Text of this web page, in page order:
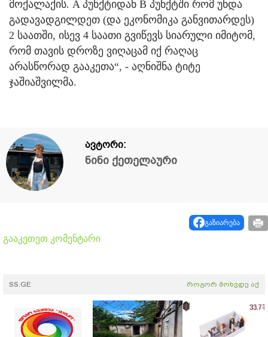
მოქალაქის. A პუნქტიდან B პუნქტში რომ უნდა
გადავადგილდეთ (და ეკონომიკა განვითარდეს)
2 საათში, ისევ 4 საათი გვიწევს სიარული იმიტომ,
რომ თავის დროზე ვიღაცამ იქ რაღაც
არასწორად გააკეთა“, - აღნიშნა ტიტე
ჯაშიაშვილმა.
ავტორი:
ნინი ქეთელაური
გაზიარება
გააკეთეთ კომენტარი
SS.GE როგორ მოხვდე აქ